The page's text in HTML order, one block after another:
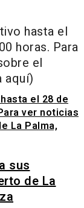
hasta el
horas. Para
el
aquí)
el 28 de
ver noticias
La Palma,
sus
de La